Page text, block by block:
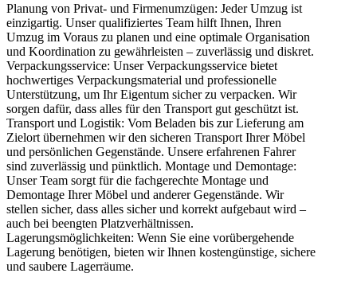
Planung von Privat- und Firmenumzügen: Jeder Umzug ist
einzigartig. Unser qualifiziertes Team hilft Ihnen, Ihren
Umzug im Voraus zu planen und eine optimale Organisation
und Koordination zu gewährleisten – zuverlässig und diskret.
Verpackungsservice: Unser Verpackungsservice bietet
hochwertiges Verpackungsmaterial und professionelle
Unterstützung, um Ihr Eigentum sicher zu verpacken. Wir
sorgen dafür, dass alles für den Transport gut geschützt ist.
Transport und Logistik: Vom Beladen bis zur Lieferung am
Zielort übernehmen wir den sicheren Transport Ihrer Möbel
und persönlichen Gegenstände. Unsere erfahrenen Fahrer
sind zuverlässig und pünktlich. Montage und Demontage:
Unser Team sorgt für die fachgerechte Montage und
Demontage Ihrer Möbel und anderer Gegenstände. Wir
stellen sicher, dass alles sicher und korrekt aufgebaut wird –
auch bei beengten Platzverhältnissen.
Lagerungsmöglichkeiten: Wenn Sie eine vorübergehende
Lagerung benötigen, bieten wir Ihnen kostengünstige, sichere
und saubere Lagerräume.